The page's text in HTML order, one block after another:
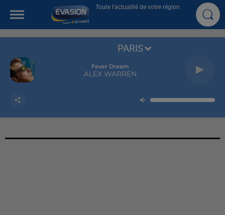
Toute l'actualité de votre région
Fever Dream
ALEX WARREN
PARIS